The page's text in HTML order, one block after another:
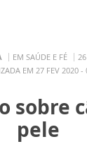
EM SAÚDE E FÉ
EM 27 FEV 2020 -
sobre
pele